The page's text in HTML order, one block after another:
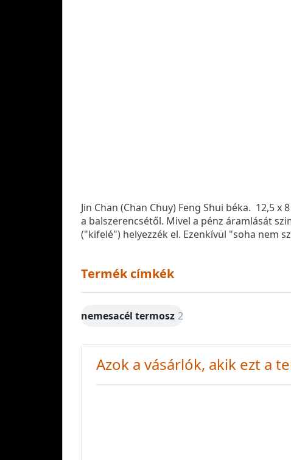
Jin Chan (Chan Chuy) Feng Shui béka. 12,5
a balszerencsétől. Mivel a pénz áramlását
("kifelé") helyezzék el. Ezenkívül "soha nem
Termék címkék
nemesacél termosz 2
Azok a vásárlók, akik ezt a